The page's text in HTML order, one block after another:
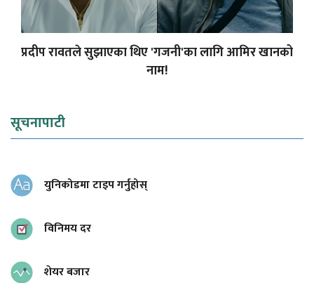
प्रदीप रावतले सुझाएका थिए 'गजनी'का लागि आमिर खानको
नाम!
सूचनापाटी
युनिकोडमा टाइप गर्नुहोस्
विनिमय दर
शेयर बजार